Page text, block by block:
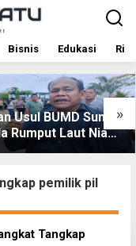
Bisnis Edukasi
»
Sumut
Nias
Hilir
DPRD
pemilik pil
Tangkap